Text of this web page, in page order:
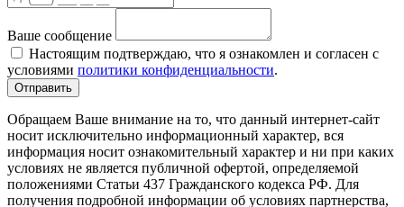
Ваше сообщение
Настоящим подтверждаю, что я ознакомлен и согласен с
условиями политики конфиденциальности.
Обращаем Ваше внимание на то, что данный интернет-сайт
носит исключительно информационный характер, вся
информация носит ознакомительный характер и ни при каких
условиях не является публичной офертой, определяемой
положениями Статьи 437 Гражданского кодекса РФ. Для
получения подробной информации об условиях партнерства,